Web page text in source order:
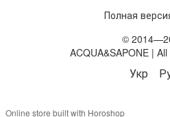
Полная
©
ACQUA&SAPONE |
Укр
Online store built with Horoshop